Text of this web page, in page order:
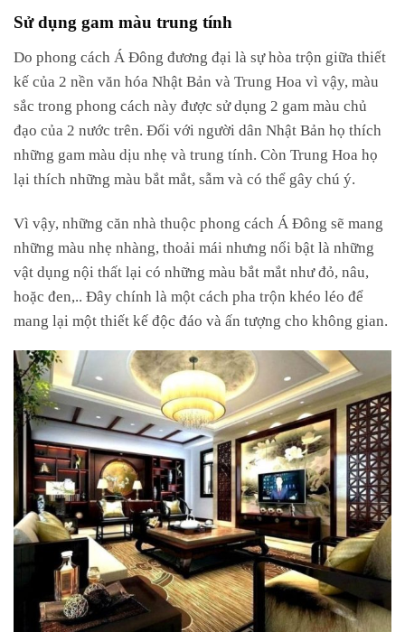
Sử dụng gam màu trung tính
Do phong cách Á Đông đương đại là sự hòa trộn giữa thiết
kế của 2 nền văn hóa Nhật Bản và Trung Hoa vì vậy, màu
sắc trong phong cách này được sử dụng 2 gam màu chủ
đạo của 2 nước trên. Đối với người dân Nhật Bản họ thích
những gam màu dịu nhẹ và trung tính. Còn Trung Hoa họ
lại thích những màu bắt mắt, sẫm và có thể gây chú ý.
Vì vậy, những căn nhà thuộc phong cách Á Đông sẽ mang
những màu nhẹ nhàng, thoải mái nhưng nổi bật là những
vật dụng nội thất lại có những màu bắt mắt như đỏ, nâu,
hoặc đen,.. Đây chính là một cách pha trộn khéo léo để
mang lại một thiết kế độc đáo và ấn tượng cho không gian.